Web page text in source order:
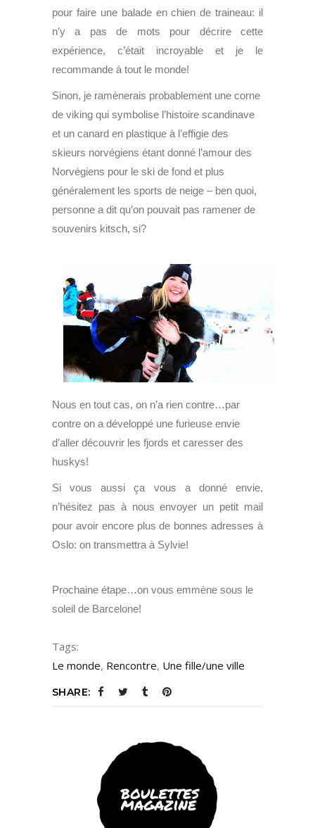
pour faire une balade en chien de traineau: il
n’y a pas de mots pour décrire cette
expérience, c’était incroyable et je le
recommande à tout le monde!
Sinon, je ramènerais probablement une corne
de viking qui symbolise l’histoire scandinave
et un canard en plastique à l’effigie des
skieurs norvégiens étant donné l’amour des
Norvégiens pour le ski de fond et plus
généralement les sports de neige – ben quoi,
personne a dit qu’on pouvait pas ramener de
souvenirs kitsch, si?
Nous en tout cas, on n’a rien contre…par
contre on a développé une furieuse envie
d’aller découvrir les fjords et caresser des
huskys!
Si vous aussi ça vous a donné envie,
n’hésitez pas à nous envoyer un petit mail
pour avoir encore plus de bonnes adresses à
Oslo: on transmettra à Sylvie!
Prochaine étape…on vous emmène sous le
soleil de Barcelone!
Tags:
Le monde, Rencontre, Une fille/une ville
SHARE: